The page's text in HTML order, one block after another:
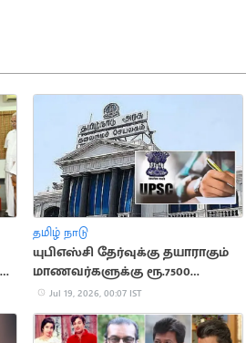
தமிழ் நாடு
யுபிஎஸ்சி தேர்வுக்கு தயாராகும்
மாணவர்களுக்கு ரூ.7500
ஊக்கத்தொகை
Jul 19, 2026, 00:07 IST